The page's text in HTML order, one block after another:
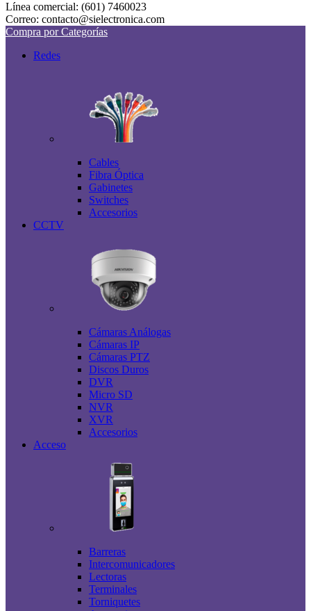
Línea comercial: (601) 7460023
Correo: contacto@sielectronica.com
Compra por Categorías
Redes
Cables
Fibra Óptica
Gabinetes
Switches
Accesorios
CCTV
Cámaras Análogas
Cámaras IP
Cámaras PTZ
Discos Duros
DVR
Micro SD
NVR
XVR
Accesorios
Acceso
Barreras
Intercomunicadores
Lectoras
Terminales
Torniquetes